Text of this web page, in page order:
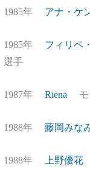
1985年 アナ・ケ
1985年 フィリペ
選手
1987年 Riena
1988年 藤岡みな
1988年 上野優花